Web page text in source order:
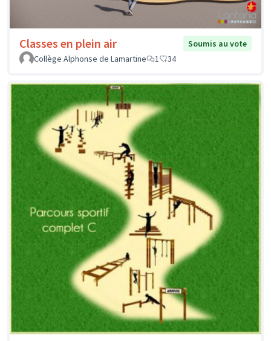
Classes en plein air
Soumis au vote
Collège Alphonse de Lamartine
1 34